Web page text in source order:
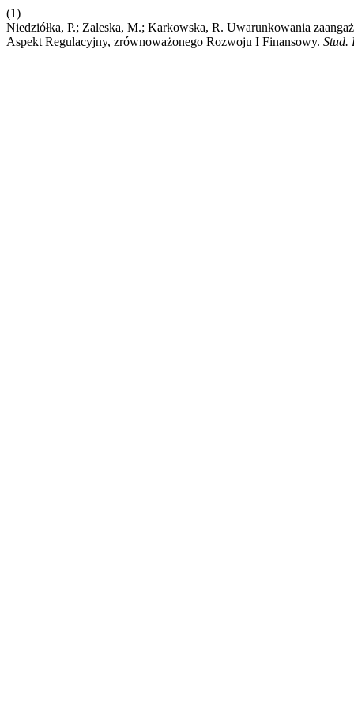
(1)
Niedziółka, P.; Zaleska, M.; Karkowska, R. Uwarunkowania
Aspekt Regulacyjny, zrównoważonego Rozwoju I Finansowy. Stud.